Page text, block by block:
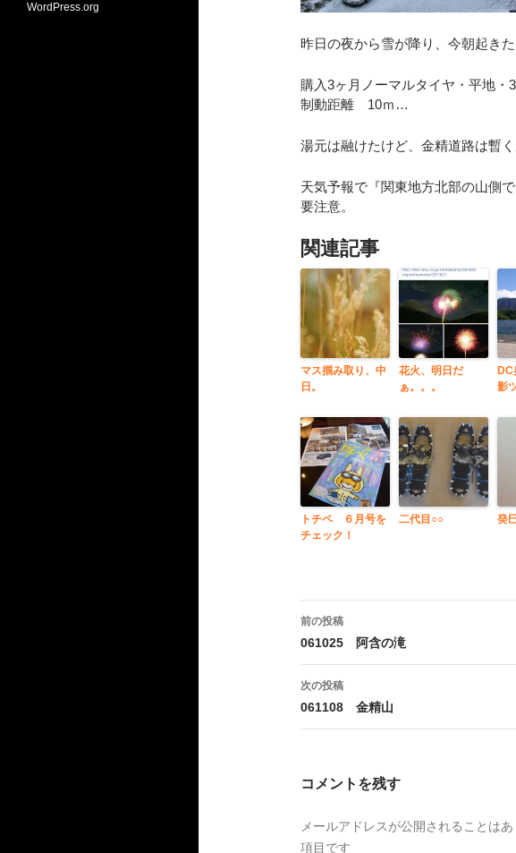
昨日の夜から雪が降り、今朝起きた
購入3ヶ月ノーマルタイヤ・平地・
制動距離 10ｍ…
湯元は融けたけど、金精道路は暫く
天気予報で『関東地方北部の山側
要注意。
関連記事
マス掴み取り、中
日。
花火、明日だ
ぁ。。。
影
トチペ ６月号を
チェック！
二代目○○ 癸
投
稿
ナ
ビ
ョ
前の投稿
061025 阿含の滝
次の投稿
061108 金精山
コメントを残す
メールアドレスが公開されることはあ
項目です
WordPress.org